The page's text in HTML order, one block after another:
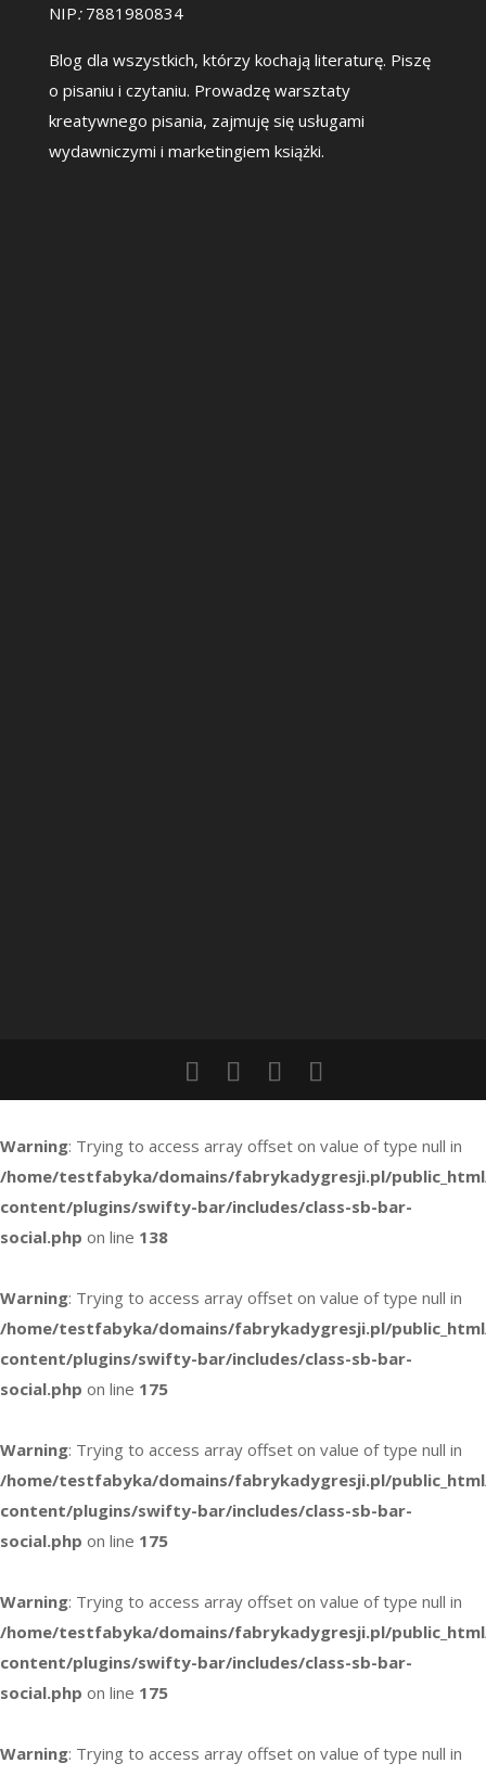
NIP: 7881980834
Blog dla wszystkich, którzy kochają literaturę. Piszę
o pisaniu i czytaniu. Prowadzę warsztaty
kreatywnego pisania, zajmuję się usługami
wydawniczymi i marketingiem książki.
Warning: Trying to access array offset on value of type null in
/home/testfabyka/domains/fabrykadygresji.pl/
content/plugins/swifty-bar/includes/class-sb-bar-
social.php on line 138
Warning: Trying to access array offset on value of type null in
/home/testfabyka/domains/fabrykadygresji.pl/
content/plugins/swifty-bar/includes/class-sb-bar-
social.php on line 175
Warning: Trying to access array offset on value of type null in
/home/testfabyka/domains/fabrykadygresji.pl/
content/plugins/swifty-bar/includes/class-sb-bar-
social.php on line 175
Warning: Trying to access array offset on value of type null in
/home/testfabyka/domains/fabrykadygresji.pl/
content/plugins/swifty-bar/includes/class-sb-bar-
social.php on line 175
Warning: Trying to access array offset on value of type null in